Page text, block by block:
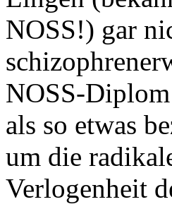
NOSS!) gar
NOSS-
als so etwas
um die
Verlogenheit